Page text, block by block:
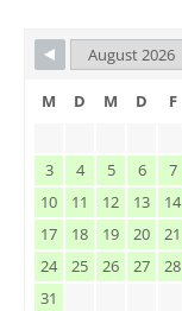
M D M D F
3
4 5 6 7
10
11 12 13 14
17
18 19 20 21
24
25 26 27 28
31